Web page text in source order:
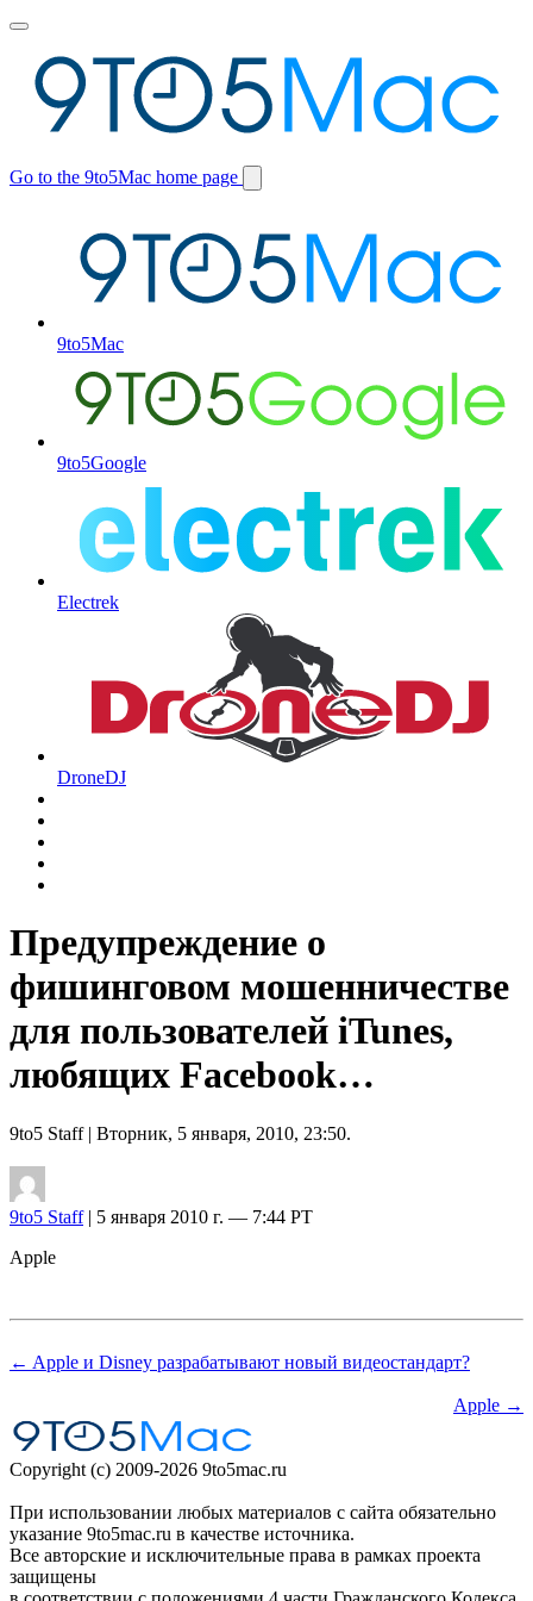
Toggle
menu
Go to the 9to5Mac home page
Switch
9to5Mac
9to5Google
Electrek
DroneDJ
Предупреждение о
фишинговом мошенничестве
для пользователей iTunes,
любящих Facebook…
9to5 Staff| Вторник, 5 января, 2010, 23:50.
9to5 Staff| 5 января 2010 г. — 7:44 PT
Apple
← Apple и Disney разрабатывают новый видеостандарт?
Apple →
Copyright (c) 2009-2026 9to5mac.ru
При использовании любых материалов с сайта обязательно
указание 9to5mac.ru в качестве источника.
Все авторские и исключительные права в рамках проекта
защищены